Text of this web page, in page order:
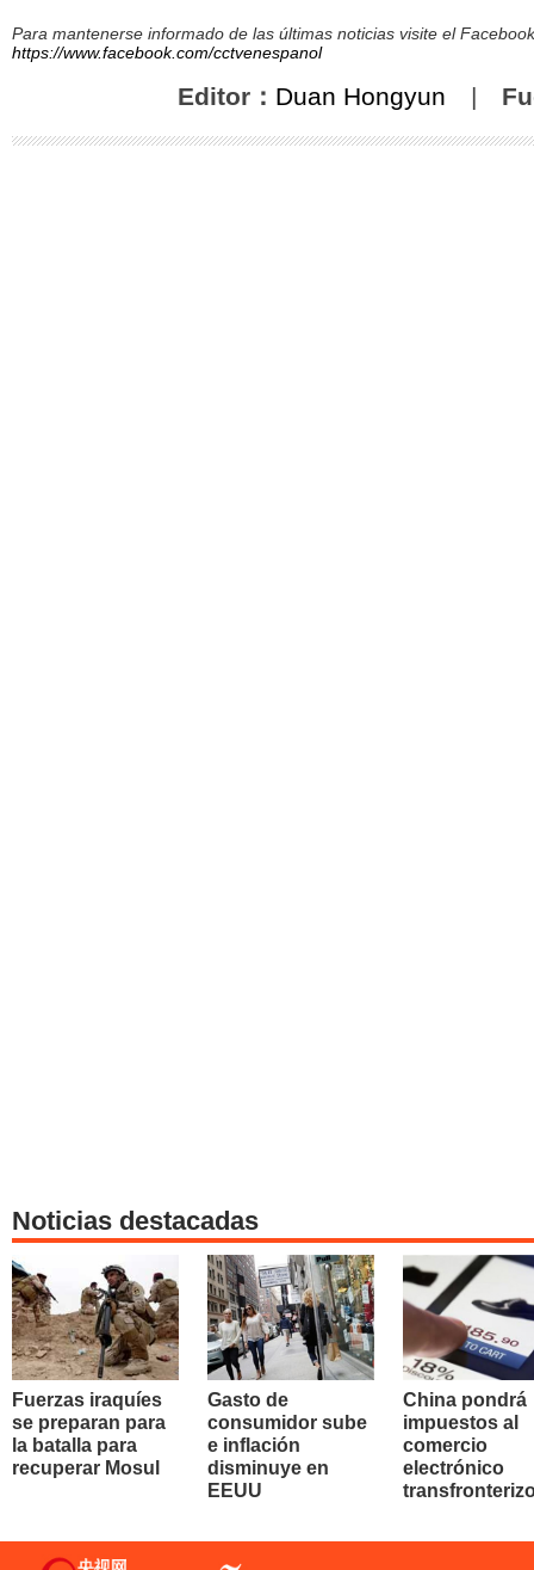
Para mantenerse informado de las últimas noticias visite el
https://www.facebook.com/cctvenespanol
Editor： Duan Hongyun |
Noticias destacadas
Fuerzas iraquíes
se preparan para
la batalla para
recuperar Mosul
Gasto de
consumidor sube
e inflación
disminuye en
EEUU
China pondrá
impuestos al
comercio
electrónico